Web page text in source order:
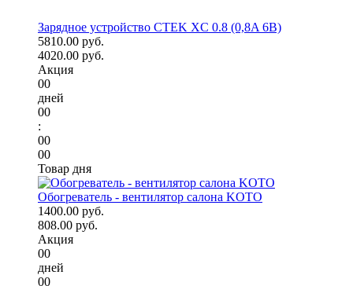
Зарядное устройство CTEK XC 0.8 (0,8A 6В)
5810.00 руб.
4020.00 руб.
Акция
00
дней
00
:
00
00
Товар дня
Обогреватель - вентилятор салона KOTO
1400.00 руб.
808.00 руб.
Акция
00
дней
00